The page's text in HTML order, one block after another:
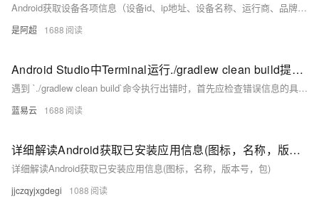
Android获取设备各项信息（设备id、ip地址、设备名称、运行商、品牌、型号、分辨率、处理器、国家码、系统语言、网络类型、oaid、android版本、操作系统版本、mac地址、应用程序签名..）2
是阿超 1688
Android Studio中Terminal运行./gradlew clean build提示错误信息
遇到 `./gradlew clean build`命令执行出错时，首先应检查错误信息的具体内容，这通常会指向问题的根源。从权限、环境配置、依赖下载、版本兼容性到项目配置本身，逐一排查并应用相应的解决措施。记住，保持耐心，逐步解决问题，往往复杂问题都是由简单原因引起的。
蓝易云 1688
详细解读Android获取已安装应用信息(图标，名称，版本号，包)
详细解读Android获取已安装应用信息(图标，名称，版本号，包)
jjczqyjxgdegi 1088